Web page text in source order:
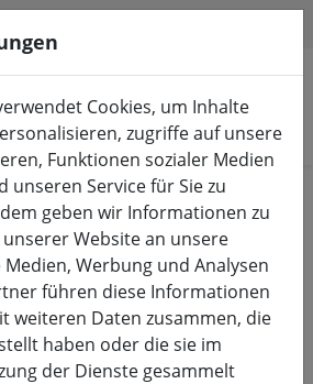
& Beleuchtung
Standard
Cookies, um Inhalte
zugriffe auf unsere
Funktionen sozialer Medien
unseren Service für Sie zu
geben wir Informationen zu
Website an unsere
Werbung und Analysen
führen diese Informationen
weiteren Daten zusammen, die
haben oder die sie im
der Dienste gesammelt